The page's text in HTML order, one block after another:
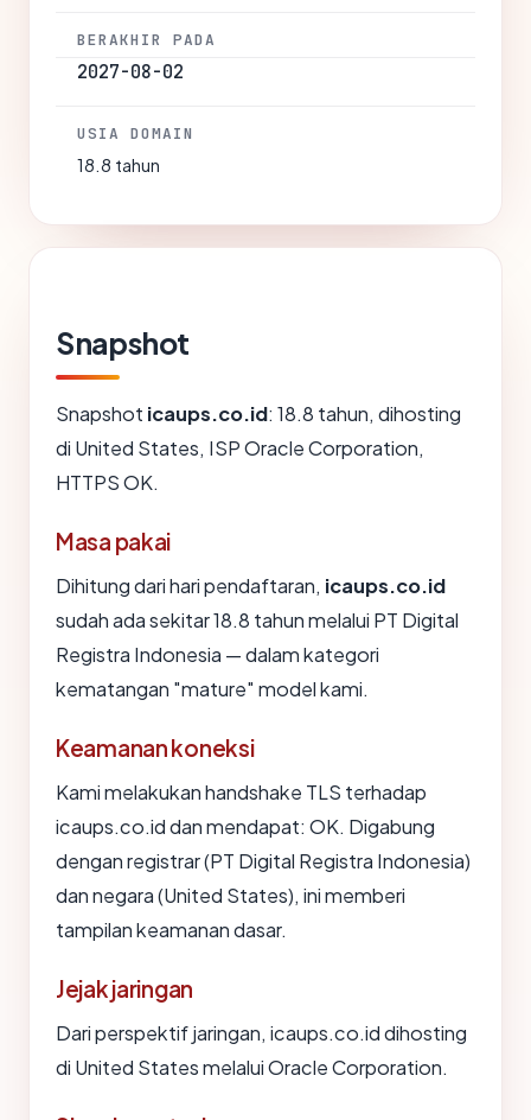
BERAKHIR PADA
2027-08-02
USIA DOMAIN
18.8 tahun
Snapshot
Snapshot icaups.co.id: 18.8 tahun, dihosting
di United States, ISP Oracle Corporation,
HTTPS OK.
Masa pakai
Dihitung dari hari pendaftaran, icaups.co.id
sudah ada sekitar 18.8 tahun melalui PT Digital
Registra Indonesia — dalam kategori
kematangan "mature" model kami.
Keamanan koneksi
Kami melakukan handshake TLS terhadap
icaups.co.id dan mendapat: OK. Digabung
dengan registrar (PT Digital Registra Indonesia)
dan negara (United States), ini memberi
tampilan keamanan dasar.
Jejak jaringan
Dari perspektif jaringan, icaups.co.id dihosting
di United States melalui Oracle Corporation.